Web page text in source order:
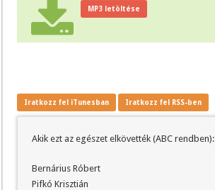
MP3 letöltése
Iratkozz fel iTunesban Iratkozz fel RSS-ben
Akik ezt az egészet elkövették (ABC rendben):
Bernárius Róbert
Pifkó Krisztián